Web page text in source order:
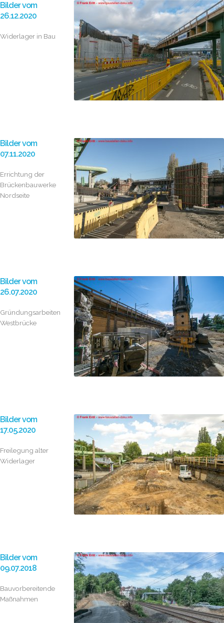
Bilder vom
26.12.2020
Widerlager in Bau
Bilder vom
07.11.2020
Errichtung der
Brückenbauwerke
Nordseite
Bilder vom
26.07.2020
Gründungsarbeiten
Westbrücke
Bilder vom
17.05.2020
Freilegung alter
Widerlager
Bilder vom
09.07.2018
Bauvorbereitende
Maßnahmen